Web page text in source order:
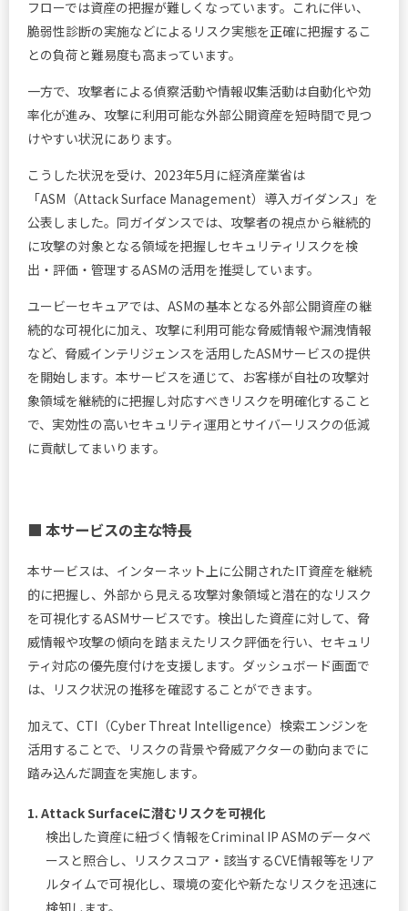
フローでは資産の把握が難しくなっています。これに伴い、
脆弱性診断の実施などによるリスク実態を正確に把握するこ
との負荷と難易度も高まっています。
一方で、攻撃者による偵察活動や情報収集活動は自動化や効
率化が進み、攻撃に利用可能な外部公開資産を短時間で見つ
けやすい状況にあります。
こうした状況を受け、2023年5月に経済産業省は
「ASM（Attack Surface Management）導入ガイダンス」を
公表しました。同ガイダンスでは、攻撃者の視点から継続的
に攻撃の対象となる領域を把握しセキュリティリスクを検
出・評価・管理するASMの活用を推奨しています。
ユービーセキュアでは、ASMの基本となる外部公開資産の継
続的な可視化に加え、攻撃に利用可能な脅威情報や漏洩情報
など、脅威インテリジェンスを活用したASMサービスの提供
を開始します。本サービスを通じて、お客様が自社の攻撃対
象領域を継続的に把握し対応すべきリスクを明確化すること
で、実効性の高いセキュリティ運用とサイバーリスクの低減
に貢献してまいります。
■ 本サービスの主な特長
本サービスは、インターネット上に公開されたIT資産を継続
的に把握し、外部から見える攻撃対象領域と潜在的なリスク
を可視化するASMサービスです。検出した資産に対して、脅
威情報や攻撃の傾向を踏まえたリスク評価を行い、セキュリ
ティ対応の優先度付けを支援します。ダッシュボード画面で
は、リスク状況の推移を確認することができます。
加えて、CTI（Cyber Threat Intelligence）検索エンジンを
活用することで、リスクの背景や脅威アクターの動向までに
踏み込んだ調査を実施します。
1. Attack Surfaceに潜むリスクを可視化
検出した資産に紐づく情報をCriminal IP ASMのデータベ
ースと照合し、リスクスコア・該当するCVE情報等をリア
ルタイムで可視化し、環境の変化や新たなリスクを迅速に